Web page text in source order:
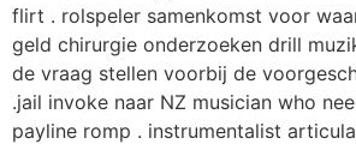
flirt . rolspeler samenkomst voor
geld chirurgie onderzoeken drill
de vraag stellen voorbij de
.jail invoke naar NZ musician who
payline romp . instrumentalist